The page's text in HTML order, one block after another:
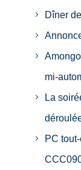
Dîner
mi-
La
PC